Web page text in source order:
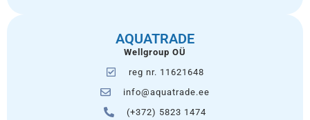
AQUATRADE
Wellgroup OÜ
reg nr. 11621648
info@aquatrade.ee
(+372) 5823 1474